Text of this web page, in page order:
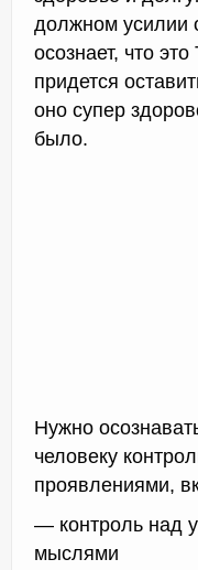
должном усилии
осознает, что
придется
оно супер
было.
Нужно
человеку
проявлениями,
— контроль над
мыслями